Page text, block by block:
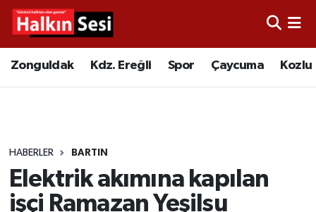
Zonguldak Kdz. Ereğli Spor Çaycuma Kozlu
HABERLER BARTIN
Elektrik akımına kapılan
işçi Ramazan Yeşilsu
Video
Çaycuma
Alaplı
Merkez Hava Durumu
Tüm Manşetler